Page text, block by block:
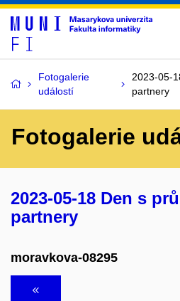
Fotogalerie
událostí
2023-05-
partnery
Fotogalerie
2023-05-18 Den s
partnery
moravkova-08295